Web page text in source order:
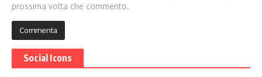
prossima volta che commento.
Social Icons